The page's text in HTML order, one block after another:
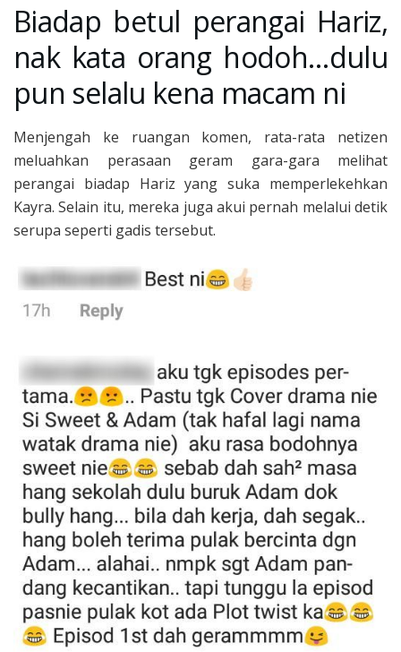
Biadap betul perangai Hariz,
nak kata orang hodoh…dulu
pun selalu kena macam ni
Menjengah ke ruangan komen, rata-rata netizen
meluahkan perasaan geram gara-gara melihat
perangai biadap Hariz yang suka memperlekehkan
Kayra. Selain itu, mereka juga akui pernah melalui detik
serupa seperti gadis tersebut.